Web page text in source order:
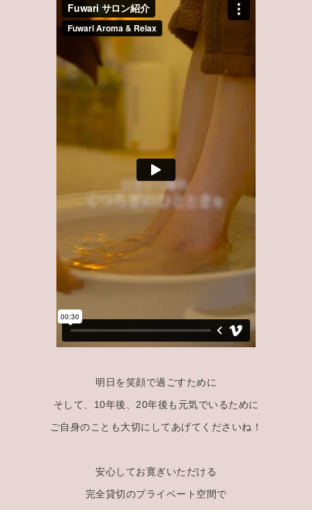
明日を笑顔で過ごすために
そして、10年後、20年後も元気でいるために
ご自身のことも大切にしてあげてくださいね！
安心してお寛ぎいただける
完全貸切のプライベート空間で